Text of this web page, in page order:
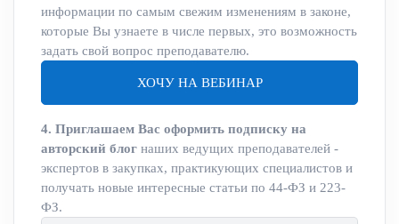
информации по самым свежим изменениям в законе,
которые Вы узнаете в числе первых, это возможность
задать свой вопрос преподавателю.
ХОЧУ НА ВЕБИНАР
4. Приглашаем Вас оформить подписку на
авторский блог наших ведущих преподавателей -
экспертов в закупках, практикующих специалистов и
получать новые интересные статьи по 44-ФЗ и 223-
ФЗ.